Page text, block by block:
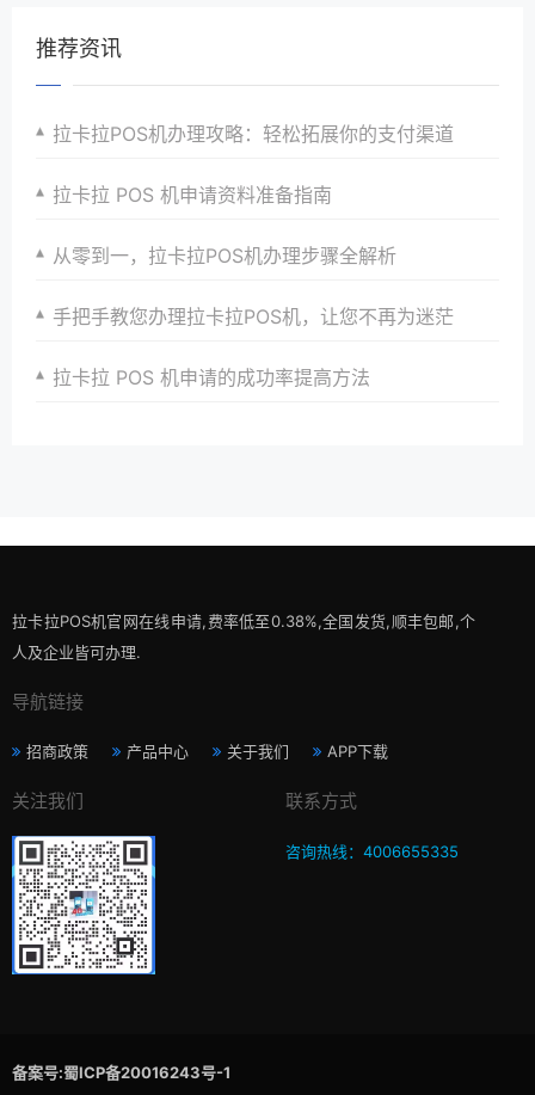
推荐资讯
拉卡拉POS机办理攻略：轻松拓展你的支付渠道
拉卡拉 POS 机申请资料准备指南
从零到一，拉卡拉POS机办理步骤全解析
手把手教您办理拉卡拉POS机，让您不再为迷茫
拉卡拉 POS 机申请的成功率提高方法
拉卡拉POS机官网在线申请,费率低至0.38%,全国发货,顺丰包邮,个
人及企业皆可办理.
导航链接
招商政策 产品中心 关于我们 APP下载
关注我们 联系方式
咨询热线：4006655335
备案号:蜀ICP备20016243号-1